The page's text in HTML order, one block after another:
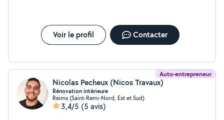
normes et des délais Un interlocuteur unique pour un
suivi personnalisé de chaque projet Des devis clairs et
gratuits, sans surprise Un excellent rapport qualité/prix
Voir le profil Contacter
Auto-entrepreneur
Nicolas Pecheux (Nicos Travaux)
Rénovation intérieure
Reims (Saint-Remi-Nord, Est et Sud)
3,4/5 (5 avis)